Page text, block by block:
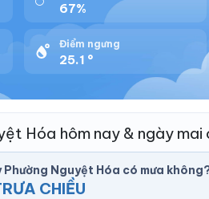
67%
Điểm ngưng
25.1 °
Hóa hôm nay & ngày mai
Phường Nguyệt Hóa có mưa
CHIỀU